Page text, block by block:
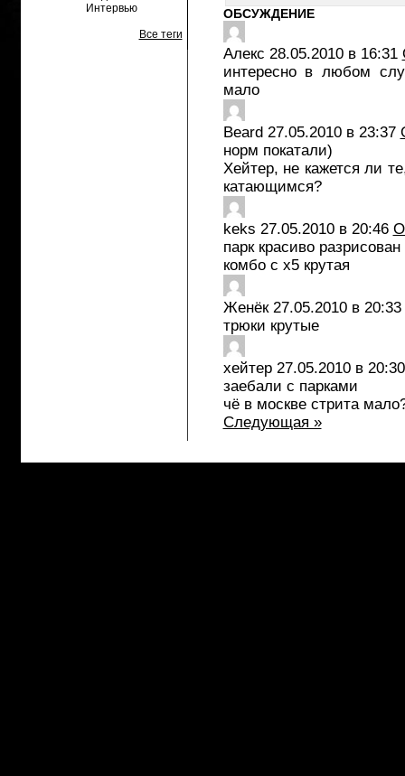
ОБСУЖДЕНИЕ
Алекс 28.05.2010 в 16:31
интересно в любом
мало
Beard 27.05.2010 в 23:37
норм покатали)
Хейтер, не кажется ли
катающимся?
keks 27.05.2010 в 20:46
парк красиво разрисован
комбо с х5 крутая
Женёк 27.05.2010 в 20:33
трюки крутые
хейтер 27.05.2010 в 20:30
заебали с парками
чё в москве стрита
Следующая »
Интервью
Все теги